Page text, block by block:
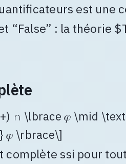
est une
“False” : la théorie
∩ \lbrace 𝜑 \mid
𝜑 \rbrace\]
complète ssi pour